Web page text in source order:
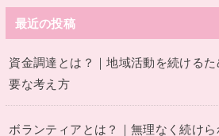
最近の投稿
資金調達とは？｜地域活動を続ける
要な考え方
ボランティアとは？｜無理なく続け